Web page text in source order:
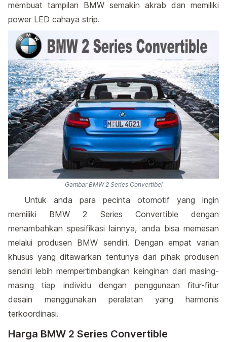
membuat tampilan BMW semakin akrab dan memiliki
power LED cahaya strip.
Gambar BMW 2 Series Convertibel
Untuk anda para pecinta otomotif yang ingin
memiliki BMW 2 Series Convertible dengan
menambahkan spesifikasi lainnya, anda bisa memesan
melalui produsen BMW sendiri. Dengan empat varian
khusus yang ditawarkan tentunya dari pihak produsen
sendiri lebih mempertimbangkan keinginan dari masing-
masing tiap individu dengan penggunaan fitur-fitur
desain menggunakan peralatan yang harmonis
terkoordinasi.
Harga BMW 2 Series Convertible